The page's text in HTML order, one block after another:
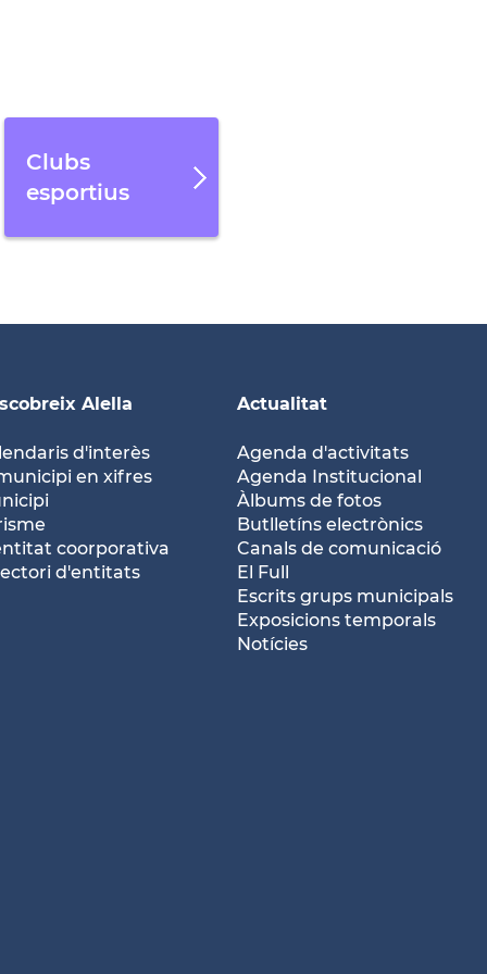
Clubs
esportius
Alella
d'interès
en xifres
coorporativa
d'entitats
Actualitat
Agenda d'activitats
Agenda Institucional
Àlbums de fotos
Butlletíns electrònics
Canals de comunicació
El Full
Escrits grups municipals
Exposicions temporals
Notícies